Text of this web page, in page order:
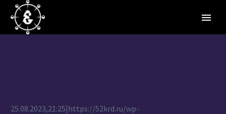
25.08.2023,21:25|https://52krd.ru/wp-